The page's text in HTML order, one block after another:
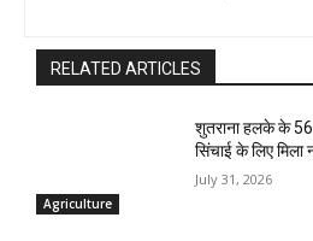
RELATED ARTICLES
Agriculture
शुतराना हलके के 56
सिंचाई के लिए मिला
July 31, 2026